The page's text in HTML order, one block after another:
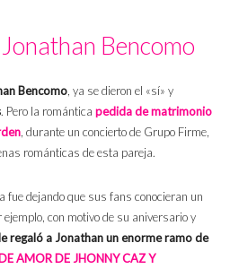
Bencomo
Bencomo, ya se dieron el «sí» y
. Pero la romántica pedida de matrimonio
, durante un concierto de Grupo Firme,
románticas de esta pareja.
fue dejando que sus fans conocieran un
con motivo de su aniversario y
regaló a Jonathan un enorme ramo de
AMOR DE JHONNY CAZ Y